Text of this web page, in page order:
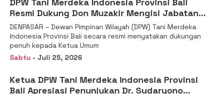
Resmi Dukung Don Muzakir Mengisi Jabatan
Wakil Menteri Pertanian RI
DENPASAR – Dewan Pimpinan Wilayah (DPW) Tani Merdeka
Indonesia Provinsi Bali secara resmi menyatakan dukungan
penuh kepada Ketua Umum
Sabtu - Juli 25, 2026
Ketua DPW Tani Merdeka Indonesia Provinsi
Bali Apresiasi Penunjukan Dr. Sudaryono